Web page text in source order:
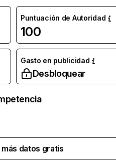
Puntuación de Autoridad
100
Gasto en publicidad
Desbloquear
datos gratis